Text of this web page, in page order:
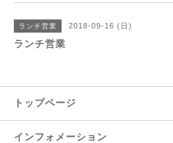
ランチ営業 2018-09-16 (日)
ランチ営業
トップページ
インフォメーション